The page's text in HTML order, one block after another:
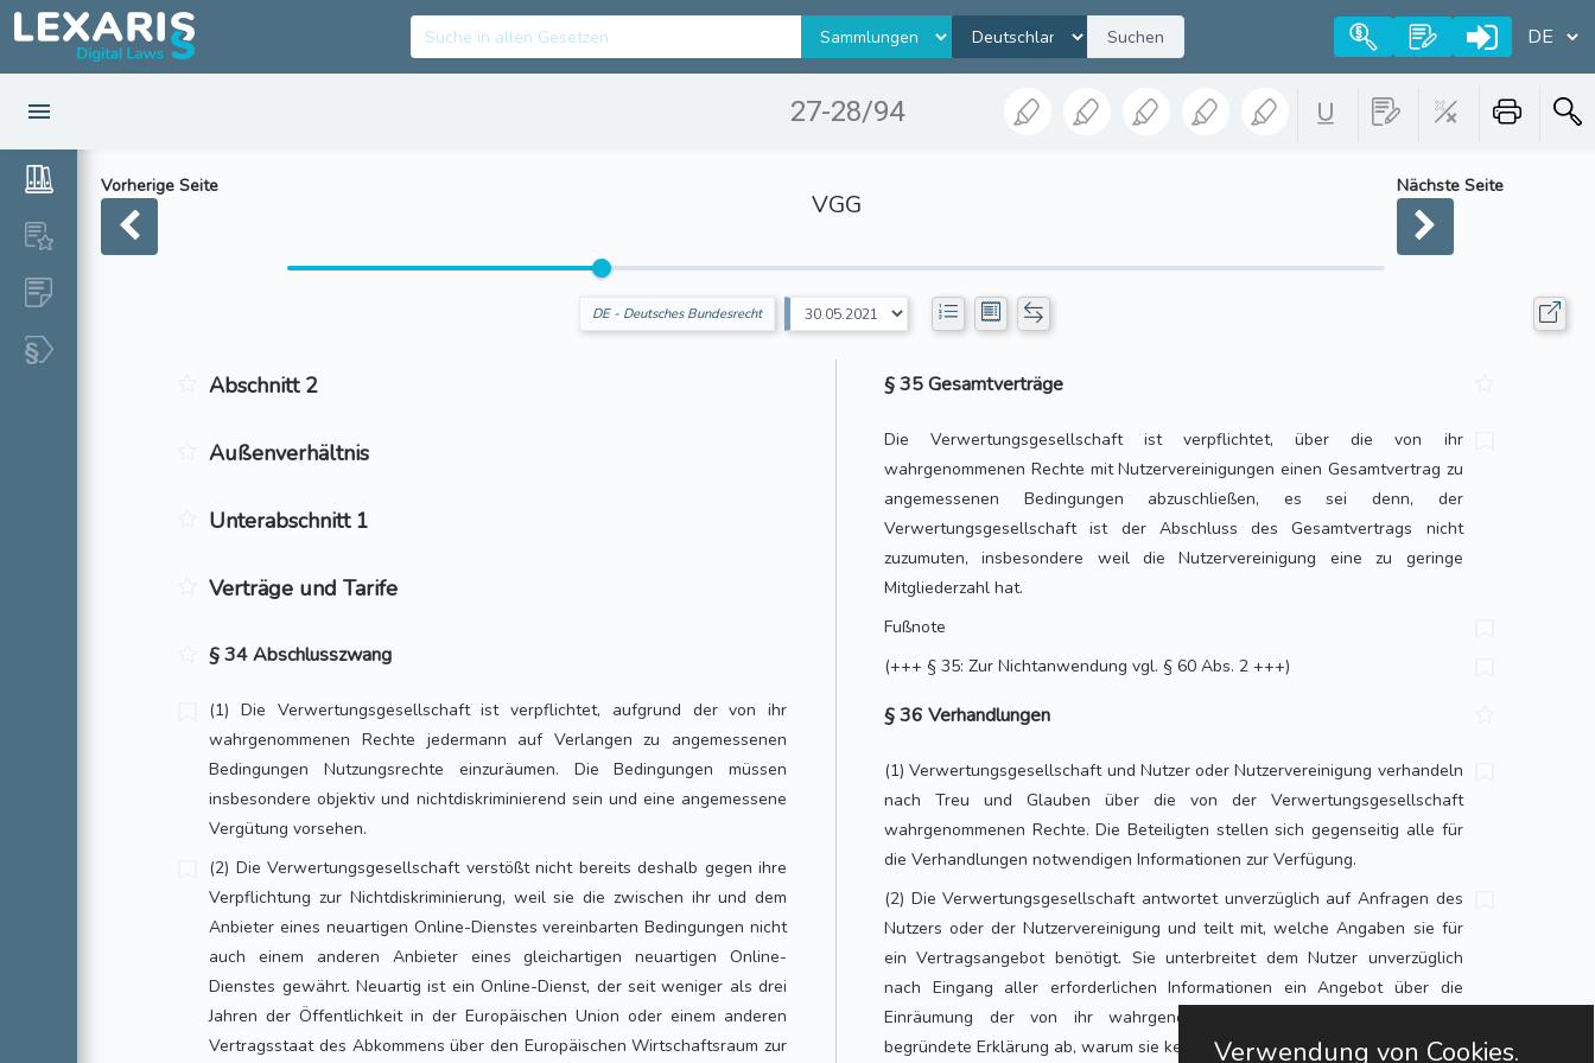
Suchen
27-28/94
Vorherige Seite
VGG
Nächste Seite
DE - Deutsches Bundesrecht
Abschnitt 2
Außenverhältnis
Unterabschnitt 1
Verträge und Tarife
§ 34 Abschlusszwang
(1) Die Verwertungsgesellschaft ist verpflichtet, aufgrund der von ihr
wahrgenommenen Rechte jedermann auf Verlangen zu angemessenen
Bedingungen Nutzungsrechte einzuräumen. Die Bedingungen müssen
insbesondere objektiv und nichtdiskriminierend sein und eine angemessene
Vergütung vorsehen.
(2) Die Verwertungsgesellschaft verstößt nicht bereits deshalb gegen ihre
Verpflichtung zur Nichtdiskriminierung, weil sie die zwischen ihr und dem
Anbieter eines neuartigen Online-Dienstes vereinbarten Bedingungen nicht
auch einem anderen Anbieter eines gleichartigen neuartigen Online-
Dienstes gewährt. Neuartig ist ein Online-Dienst, der seit weniger als drei
Jahren der Öffentlichkeit in der Europäischen Union oder einem anderen
Vertragsstaat des Abkommens über den Europäischen Wirtschaftsraum zur
§ 35 Gesamtverträge
Die Verwertungsgesellschaft ist verpflichtet, über die von ihr
wahrgenommenen Rechte mit Nutzervereinigungen einen Gesamtvertrag zu
angemessenen Bedingungen abzuschließen, es sei denn, der
Verwertungsgesellschaft ist der Abschluss des Gesamtvertrags nicht
zuzumuten, insbesondere weil die Nutzervereinigung eine zu geringe
Mitgliederzahl hat.
Fußnote
(+++ § 35: Zur Nichtanwendung vgl. § 60 Abs. 2 +++)
§ 36 Verhandlungen
(1) Verwertungsgesellschaft und Nutzer oder Nutzervereinigung verhandeln
nach Treu und Glauben über die von der Verwertungsgesellschaft
wahrgenommenen Rechte. Die Beteiligten stellen sich gegenseitig alle für
die Verhandlungen notwendigen Informationen zur Verfügung.
(2) Die Verwertungsgesellschaft antwortet unverzüglich auf Anfragen des
Nutzers oder der Nutzervereinigung und teilt mit, welche Angaben sie für
ein Vertragsangebot benötigt. Sie unterbreitet dem Nutzer unverzüglich
nach Eingang aller erforderlichen Informationen ein Angebot über die
Einräumung der von ihr wahrgenommenen Rechte oder gibt eine
begründete Erklärung ab, warum sie kein solches Angebot unterbreitet.
Verwendung von Cookies.